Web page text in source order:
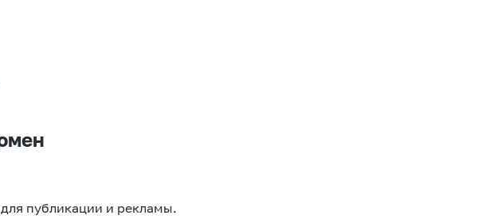
публикации и рекламы.